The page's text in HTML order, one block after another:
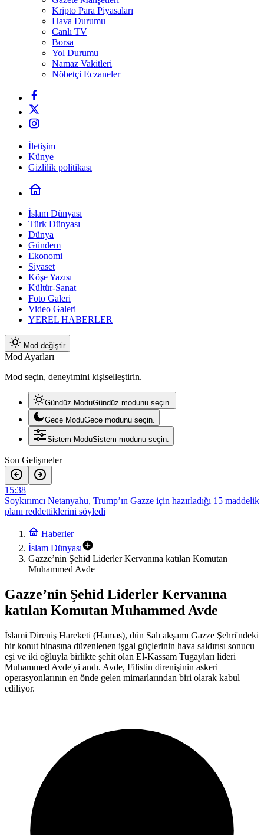
Kripto Para Piyasaları
Hava Durumu
Canlı TV
Borsa
Yol Durumu
Namaz Vakitleri
Nöbetçi Eczaneler
İletişim
Künye
Gizlilik politikası
İslam Dünyası
Türk Dünyası
Dünya
Gündem
Ekonomi
Siyaset
Köşe Yazısı
Kültür-Sanat
Foto Galeri
Video Galeri
YEREL HABERLER
Mod değiştir
Mod Ayarları
Mod seçin, deneyimini kişiselleştirin.
Gündüz ModuGündüz modunu seçin.
Gece ModuGece modunu seçin.
Sistem ModuSistem modunu seçin.
Son Gelişmeler
15:38
Soykırımcı Netanyahu, Trump’ın Gazze için hazırladığı 15 maddelik
planı reddettiklerini söyledi
9:30
Gazze ve Batı Şeria’da bir şehit ve onlarca yaralı
İki zulmün arasında: İşgalci israil’in serbest bıraktığı Filistinli
mahkumları Abbas yönetimi gözaltına aldı
16:07
İngiltere Dışişleri Bakanı, Uygur soykırımı konusunda Çin’e karşı
13:49
Ahmed Yesevi – Dr. Münir Derman
Soykırımcı Netanyahu, Trump’ın Gazze için hazırladığı 15 maddelik
planı reddettiklerini söyledi
Haberler
İslam Dünyası
Gazze’nin Şehid Liderler Kervanına katılan Komutan
Muhammed Avde
Gazze’nin Şehid Liderler Kervanına
katılan Komutan Muhammed Avde
İslami Direniş Hareketi (Hamas), dün Salı akşamı Gazze Şehri'ndeki
bir konut binasına düzenlenen işgal güçlerinin hava saldırısı sonucu
eşi ve iki oğluyla birlikte şehit olan El-Kassam Tugayları lideri
Muhammed Avde'yi andı. Avde, Filistin direnişinin askeri
operasyonlarının en önde gelen mimarlarından biri olarak kabul
ediliyor.